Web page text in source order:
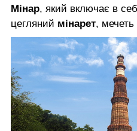
Мінар, який включає в
цегляний мінарет, мечеть